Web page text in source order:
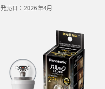
発売日： 2026年4月